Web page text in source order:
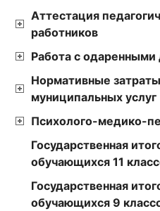
Аттестация
работников
Работа с одаренными
Нормативные
муниципальных услуг
Психолого-медико-
Государственная
обучающихся 11
Государственная
обучающихся 9